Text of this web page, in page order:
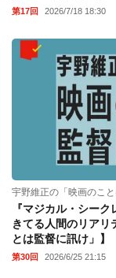
第17回 2026/7/18 18:30
宇野維正の「映画のこと
『マジカル・シー
きてる人間のリアリ
とは監督に訊け」】
第30回 2026/6/25 21:15